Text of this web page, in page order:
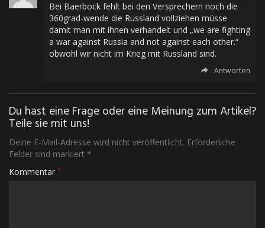
Bei Baerbock fehlt bei den Versprechern noch die
360grad-wende die Russland vollziehen müsse
damit man mit ihnen verhandelt und „we are fighting
a war against Russia and not against each other.“
obwohl wir nicht im Krieg mit Russland sind.
Antworten
Du hast eine Frage oder eine Meinung zum Artikel?
Teile sie mit uns!
Deine E-Mail-Adresse wird nicht veröffentlicht. Erforderliche
Felder sind markiert *
Kommentar *